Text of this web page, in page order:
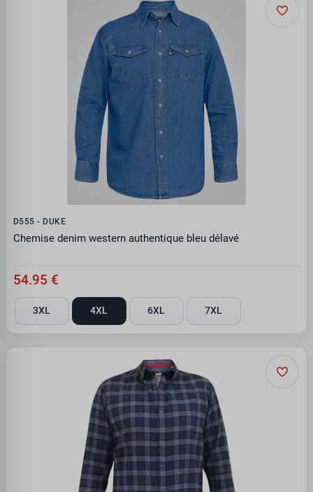
D555 - DUKE
Chemise denim western authentique bleu délavé
54.95 €
3XL 4XL 6XL 7XL